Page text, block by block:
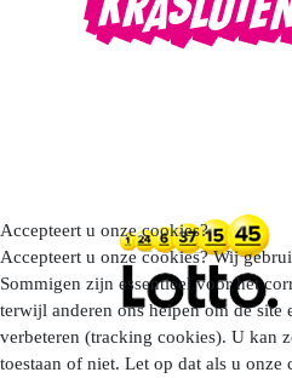
Accepteert u onze cookies?
Accepteert u onze cookies? Wij
Sommigen zijn essentieel voor het
terwijl anderen ons helpen om de site
verbeteren (tracking cookies). U kan
toestaan of niet. Let op dat als u